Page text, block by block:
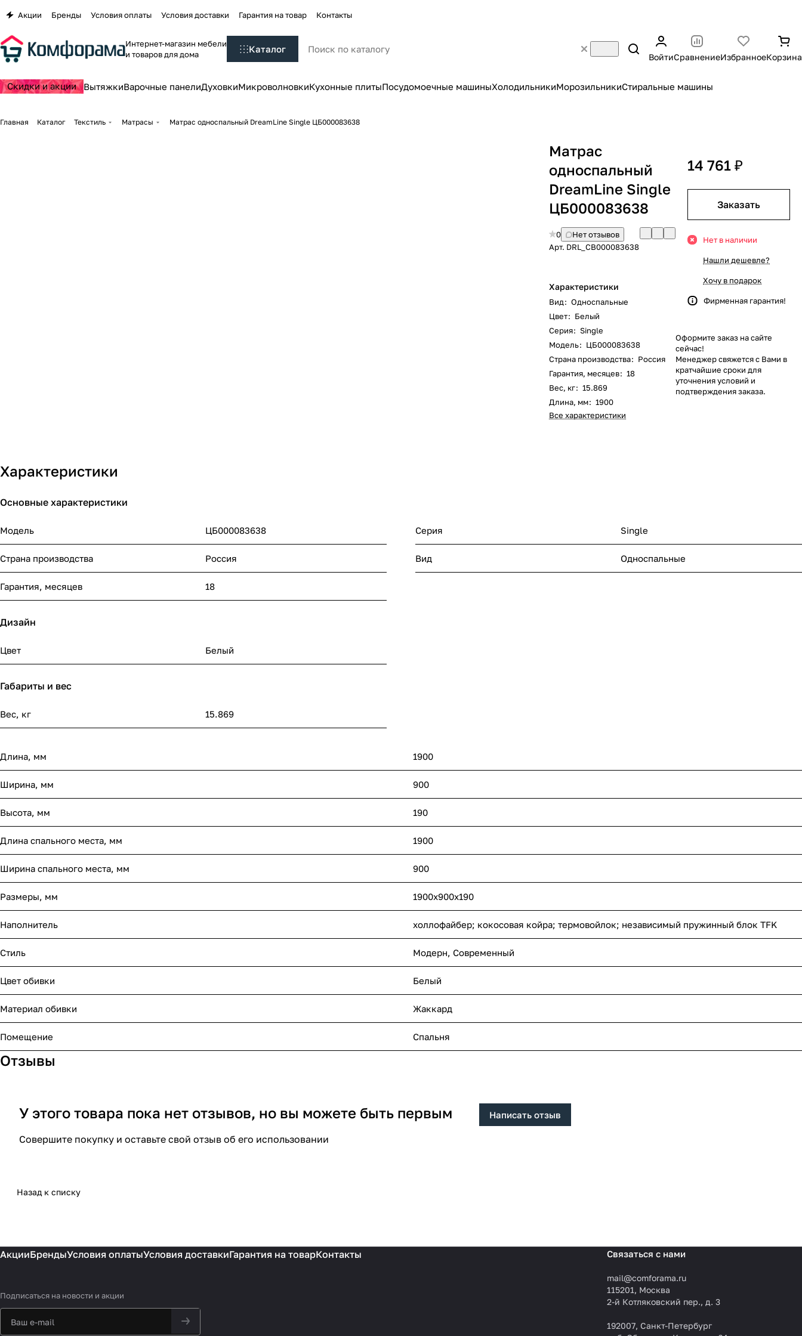
Акции Бренды Условия оплаты Условия доставки Гарантия на товар Контакты
Интернет-магазин мебели
и товаров для дома
Каталог
ВойтиСравнениеИзбранноеКорзина
Скидки и акции ВытяжкиВарочные панелиДуховкиМикроволновкиКухонные плитыПосудомоечные машиныХолодильникиМорозильникиСтиральные машины
Главная Каталог Текстиль Матрасы Матрас односпальный DreamLine Single ЦБ000083638
Матрас
односпальный
DreamLine Single
ЦБ000083638
0
Нет отзывов
Арт. DRL_CB000083638
Характеристики
Вид: Односпальные
Цвет: Белый
Серия: Single
Модель: ЦБ000083638
Страна производства: Россия
Гарантия, месяцев: 18
Вес, кг: 15.869
Длина, мм: 1900
Все характеристики
14 761 ₽
Заказать
Нет в наличии
Нашли дешевле?
Хочу в подарок
Фирменная гарантия!
Оформите заказ на сайте
сейчас!
Менеджер свяжется с Вами в
кратчайшие сроки для
уточнения условий и
подтверждения заказа.
Характеристики
Основные характеристики
Модель ЦБ000083638 Серия Single
Страна производства Россия Вид Односпальные
Гарантия, месяцев 18
Дизайн
Цвет Белый
Габариты и вес
Вес, кг 15.869
Длина, мм 1900
Ширина, мм 900
Высота, мм 190
Длина спального места, мм 1900
Ширина спального места, мм 900
Размеры, мм 1900x900x190
Наполнитель холлофайбер; кокосовая койра; термовойлок; независимый пружинный блок TFK
Стиль Модерн, Современный
Цвет обивки Белый
Материал обивки Жаккард
Помещение Спальня
Отзывы
У этого товара пока нет отзывов, но вы можете быть первым
Совершите покупку и оставьте свой отзыв об его использовании
Написать отзыв
Назад к списку
АкцииБрендыУсловия оплатыУсловия доставкиГарантия на товарКонтакты
Подписаться на новости и акции
Связаться с нами
mail@comforama.ru
115201, Москва
2-й Котляковский пер., д. 3
192007, Санкт-Петербург